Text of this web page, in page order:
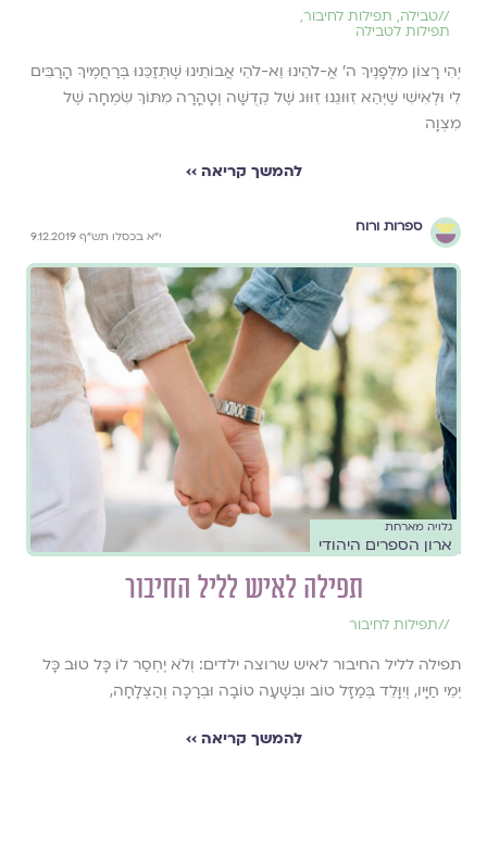
//טבילה, תפילות לחיבור,
תפילות לטבילה
יְהִי רָצוֹן מִלְּפָנֶיךָ ה' אֱ-לֹהֵינוּ וֵא-לֹהֵי אֲבוֹתֵינוּ שֶׁתְּזַכֵּנוּ בְּרַחֲמֶיךָ הָרַבִּים
לִי וּלְאִישִׁי שֶׁיְּהֵא זִוּוּגֵנוּ זִוּוּג שֶׁל קְדֻשָּׁה וְטָהֳרָה מִתּוֹךְ שִׂמְחָה שֶׁל
מִצְוָה
להמשך קריאה ››
ספרות ורוח
י"א בכסלו תש"ף 9.12.2019
גלויה מארחת
ארון הספרים היהודי
תפילה לאיש לליל החיבור
//תפילות לחיבור
תפילה לליל החיבור לאיש שרוצה ילדים: וְלֹא יֶחְסַר לוֹ כָּל טוּב כָּל
יְמֵי חַיָּיו, וְיִוָּלֵד בְּמַזָּל טוֹב וּבְשָׁעָה טוֹבָה וּבְרָכָה וְהַצְלָחָה,
להמשך קריאה ››